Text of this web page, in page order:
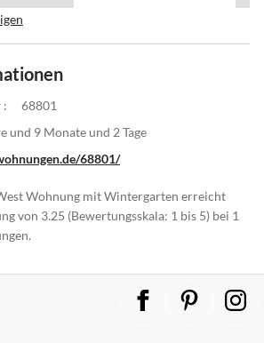
:
68801
und 9 Monate und 2 Tage
68801/
Wohnung mit Wintergarten erreicht
von 3.25 (Bewertungsskala: 1 bis 5) bei 1